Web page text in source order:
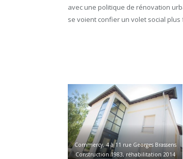
avec une politique de rénovation
se voient confier un volet social plus
Commercy, 4 à 11 rue Georges Brassens
Construction 1983, réhabilitation 2014